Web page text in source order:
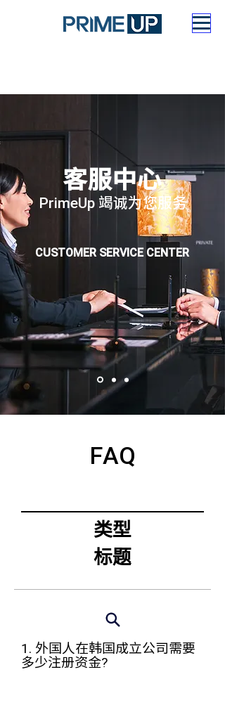
客服中心
PrimeUp 竭诚为您服务
CUSTOMER SERVICE CENTER
FAQ
类型
标题
1. 外国人在韩国成立公司需要
多少注册资金?